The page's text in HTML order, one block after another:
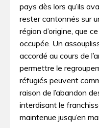
pays dès lors qu’ils
rester cantonnés sur
région d’origine, que
occupée. Un
accordé au cours de
permettre le
réfugiés peuvent
raison de l’abandon
interdisant le
maintenue jusqu’en